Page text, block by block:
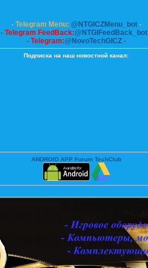
- Telegram Menu: @NTGICZMenu_bot-
- Telegram FeedBack:@NTGIFeedBack_bot
- Telegram:@NovoTechGICZ-
Подписка на наш новостной канал:
ANDROID APP Forum TechClub